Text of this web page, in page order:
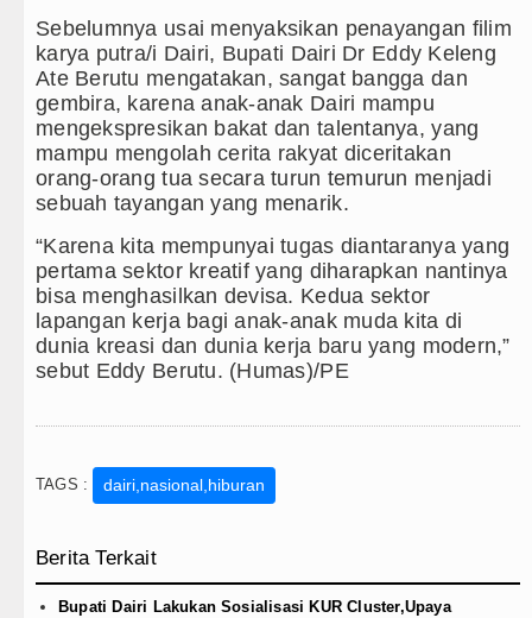
Sebelumnya usai menyaksikan penayangan filim
karya putra/i Dairi, Bupati Dairi Dr Eddy Keleng
Ate Berutu mengatakan, sangat bangga dan
gembira, karena anak-anak Dairi mampu
mengekspresikan bakat dan talentanya, yang
mampu mengolah cerita rakyat diceritakan
orang-orang tua secara turun temurun menjadi
sebuah tayangan yang menarik.
“Karena kita mempunyai tugas diantaranya yang
pertama sektor kreatif yang diharapkan nantinya
bisa menghasilkan devisa. Kedua sektor
lapangan kerja bagi anak-anak muda kita di
dunia kreasi dan dunia kerja baru yang modern,”
sebut Eddy Berutu. (Humas)/PE
TAGS : dairi,nasional,hiburan
Berita Terkait
Bupati Dairi Lakukan Sosialisasi KUR Cluster,Upaya